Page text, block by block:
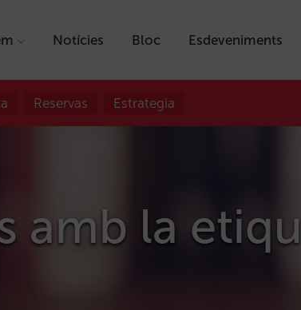
Notícies Bloc Esdeveniments
Reservas Estrategia
amb la